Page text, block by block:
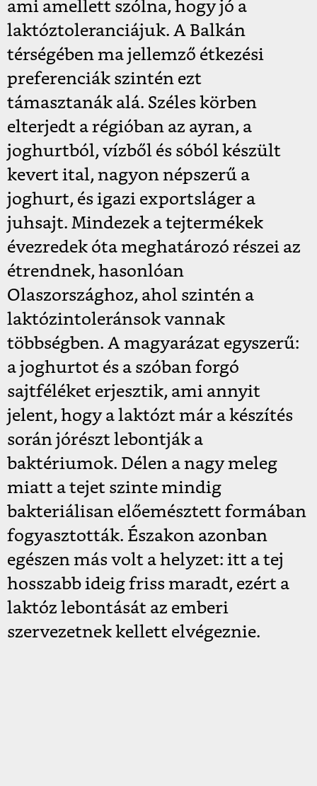
ami amellett szólna, hogy jó a
laktóztoleranciájuk. A Balkán
térségében ma jellemző étkezési
preferenciák szintén ezt
támasztanák alá. Széles körben
elterjedt a régióban az ayran, a
joghurtból, vízből és sóból készült
kevert ital, nagyon népszerű a
joghurt, és igazi exportsláger a
juhsajt. Mindezek a tejtermékek
évezredek óta meghatározó részei az
étrendnek, hasonlóan
Olaszországhoz, ahol szintén a
laktózintoleránsok vannak
többségben. A magyarázat egyszerű:
a joghurtot és a szóban forgó
sajtféléket erjesztik, ami annyit
jelent, hogy a laktózt már a készítés
során jórészt lebontják a
baktériumok. Délen a nagy meleg
miatt a tejet szinte mindig
bakteriálisan előemésztett formában
fogyasztották. Északon azonban
egészen más volt a helyzet: itt a tej
hosszabb ideig friss maradt, ezért a
laktóz lebontását az emberi
szervezetnek kellett elvégeznie.